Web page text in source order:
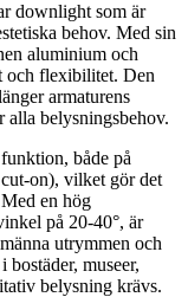
downlight som är
behov. Med sin
aluminium och
och flexibilitet. Den
armaturens
belysningsbehov.
både på
on), vilket gör det
en hög
på 20-40°, är
utrymmen och
museer,
belysning krävs.